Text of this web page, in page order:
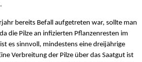
bereits Befall aufgetreten war, sollte man
die Pilze an infizierten Pflanzenresten im
es sinnvoll, mindestens eine dreijährige
Verbreitung der Pilze über das Saatgut ist